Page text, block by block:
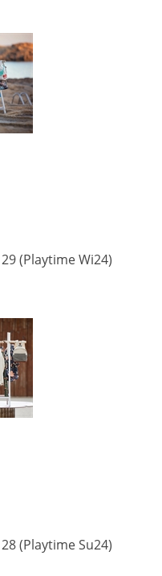
(Playtime Wi24)
(Playtime Su24)